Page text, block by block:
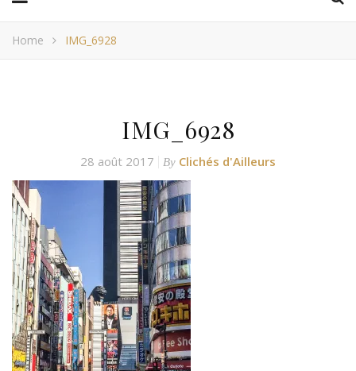
Home IMG_6928
IMG_6928
28 août 2017 By Clichés d'Ailleurs